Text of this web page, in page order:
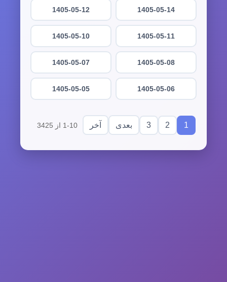
1405-05-14
1405-05-12
1405-05-11
1405-05-10
1405-05-08
1405-05-07
1405-05-06
1405-05-05
1
2
3 بعدی آخر 1-10 از 3425